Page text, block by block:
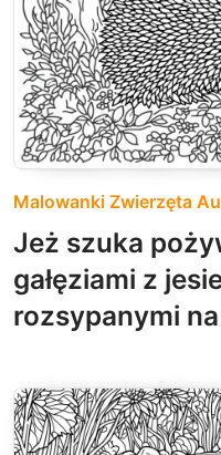
Malowanki Zwierzęta
Jeż szuka
gałęziami z
rozsypanymi